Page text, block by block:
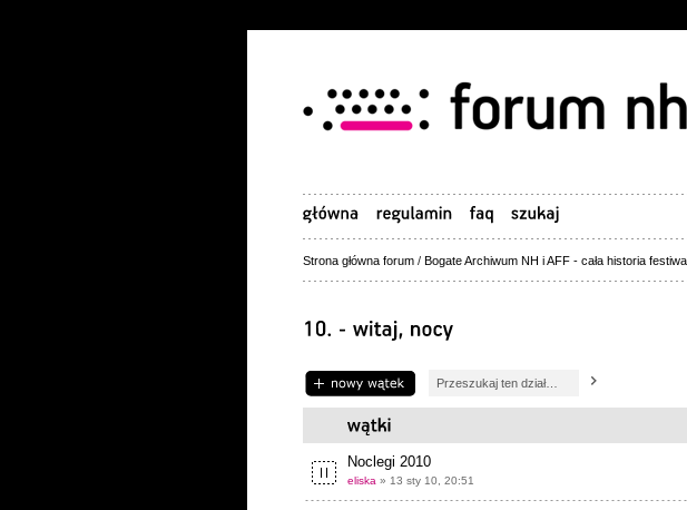
Strona główna forum / Bogate Archiwum NH i AFF - cała historia
Napisz wątek
Noclegi 2010
eliska » 13 sty 10, 20:51